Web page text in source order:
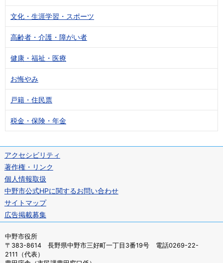
文化・生涯学習・スポーツ
高齢者・介護・障がい者
健康・福祉・医療
お悔やみ
戸籍・住民票
税金・保険・年金
アクセシビリティ
著作権・リンク
個人情報取扱
中野市公式HPに関するお問い合わせ
サイトマップ
広告掲載募集
中野市役所
〒383-8614 長野県中野市三好町一丁目3番19号 電話0269-22-
2111（代表）